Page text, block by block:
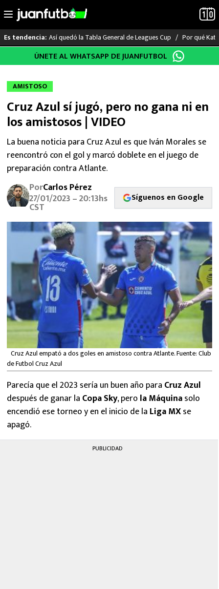
al
Es tendencia: Así quedó la Tabla General de Leagues Cup Por qué
LO ÚLTIMO
LIGA MX
RAYADOS
ATLANTE
FUTBOL INTERNACIONAL
MEXICANOS EN EL EXTRANJERO
FUTBOL ESTUFA
FÓRMULA 1
BOXEO
LIGA MX
NFL
ÚNETE AL WHATSAPP DE JUANFUTBOL
AMISTOSO
Cruz Azul sí jugó, pero no gana ni en
los amistosos | VIDEO
La buena noticia para Cruz Azul es que Iván Morales se
reencontró con el gol y marcó doblete en el juego de
preparación contra Atlante.
PorCarlos Pérez
27/01/2023 – 20:13hs
CST
Síguenos en Google
Cruz Azul empató a dos goles en amistoso contra Atlante. Fuente: Club
de Futbol Cruz Azul
Parecía que el 2023 sería un buen año para Cruz Azul
después de ganar la Copa Sky, pero la Máquinasolo
encendió ese torneo y en el inicio de la Liga MXse
apagó.
PUBLICIDAD